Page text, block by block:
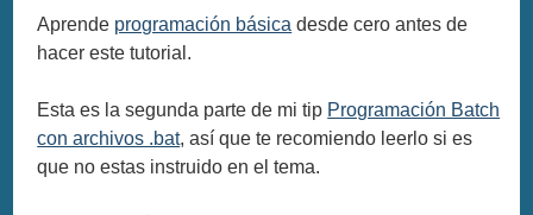
Aprende programación básica desde cero antes de
hacer este tutorial.
Esta es la segunda parte de mi tip Programación Batch
con archivos .bat, así que te recomiendo leerlo si es
que no estas instruido en el tema.